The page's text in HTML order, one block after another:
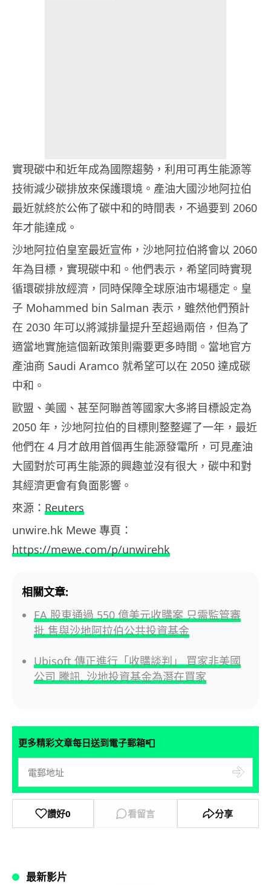
實現碳中和近年成為國際趨勢，利用可再生能源等
技術減少碳排放來保護環境。產油大國沙地阿拉伯
最近就終於公佈了碳中和的時間表，不過要到 2060
年才能達成。
沙地阿拉伯皇室最近宣佈，沙地阿拉伯將會以 2060
年為目標，實現碳中和。他們表示，希望同時實現
循環碳排放經濟，同時保障全球原油市場穩定。皇
子 Mohammed bin Salman 表示，雖然他們預計
在 2030 年可以將減排量提升至超過兩倍，但為了
適當地實施這個新政策則需要更多時間。當地官方
產油商 Saudi Aramco 就希望可以在 2050 達成碳
中和。
歐盟、美國、甚至阿聯酋等國家大多將目標設定為
2050 年，沙地阿拉伯的目標則整整遲了一年，最近
他們在 4 月才啟用首個再生能源發電所，可見產油
大國對於可再生能源的興趣並沒有很大，碳中和對
其經濟更會有負面影響。
來源： Reuters
unwire.hk Mewe 專頁：
https://mewe.com/p/unwirehk
相關文章:
EA 股東通過 550 億美元收購案 只需監管審
批 售與沙地阿拉伯公共投資基金
Ubisoft 傳正進行「收購談判」 買家非美國
公司 騰訊, 沙地投資基金為潛在買家
更多精彩文章每日送到電子郵箱📮
讚好0 看留言 分享
最新影片